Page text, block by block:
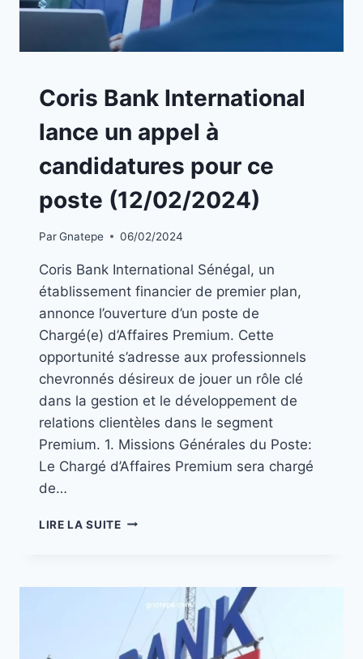
A
LA
Coris Bank International
lance un appel à
candidatures pour ce
poste (12/02/2024)
ParGnatepe 06/02/2024
Coris Bank International Sénégal, un
établissement financier de premier plan,
annonce l’ouverture d’un poste de
Chargé(e) d’Affaires Premium. Cette
opportunité s’adresse aux professionnels
chevronnés désireux de jouer un rôle clé
dans la gestion et le développement de
relations clientèles dans le segment
Premium. 1. Missions Générales du Poste:
Le Chargé d’Affaires Premium sera chargé
de…
LIRE LA SUITE